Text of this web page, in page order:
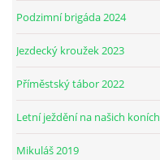
Podzimní brigáda 2024
Jezdecký kroužek 2023
Příměstský tábor 2022
Letní ježdění na našich koních
Mikuláš 2019